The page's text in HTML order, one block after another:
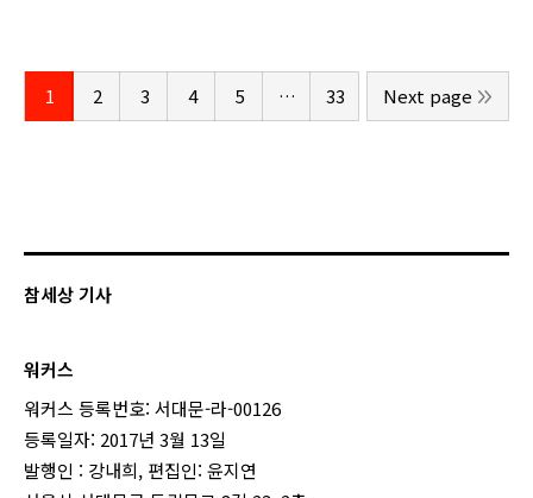
1 2 3 4 5 … 33 Next page
참세상 기사
워커스
워커스 등록번호: 서대문-라-00126
등록일자: 2017년 3월 13일
발행인 : 강내희, 편집인: 윤지연